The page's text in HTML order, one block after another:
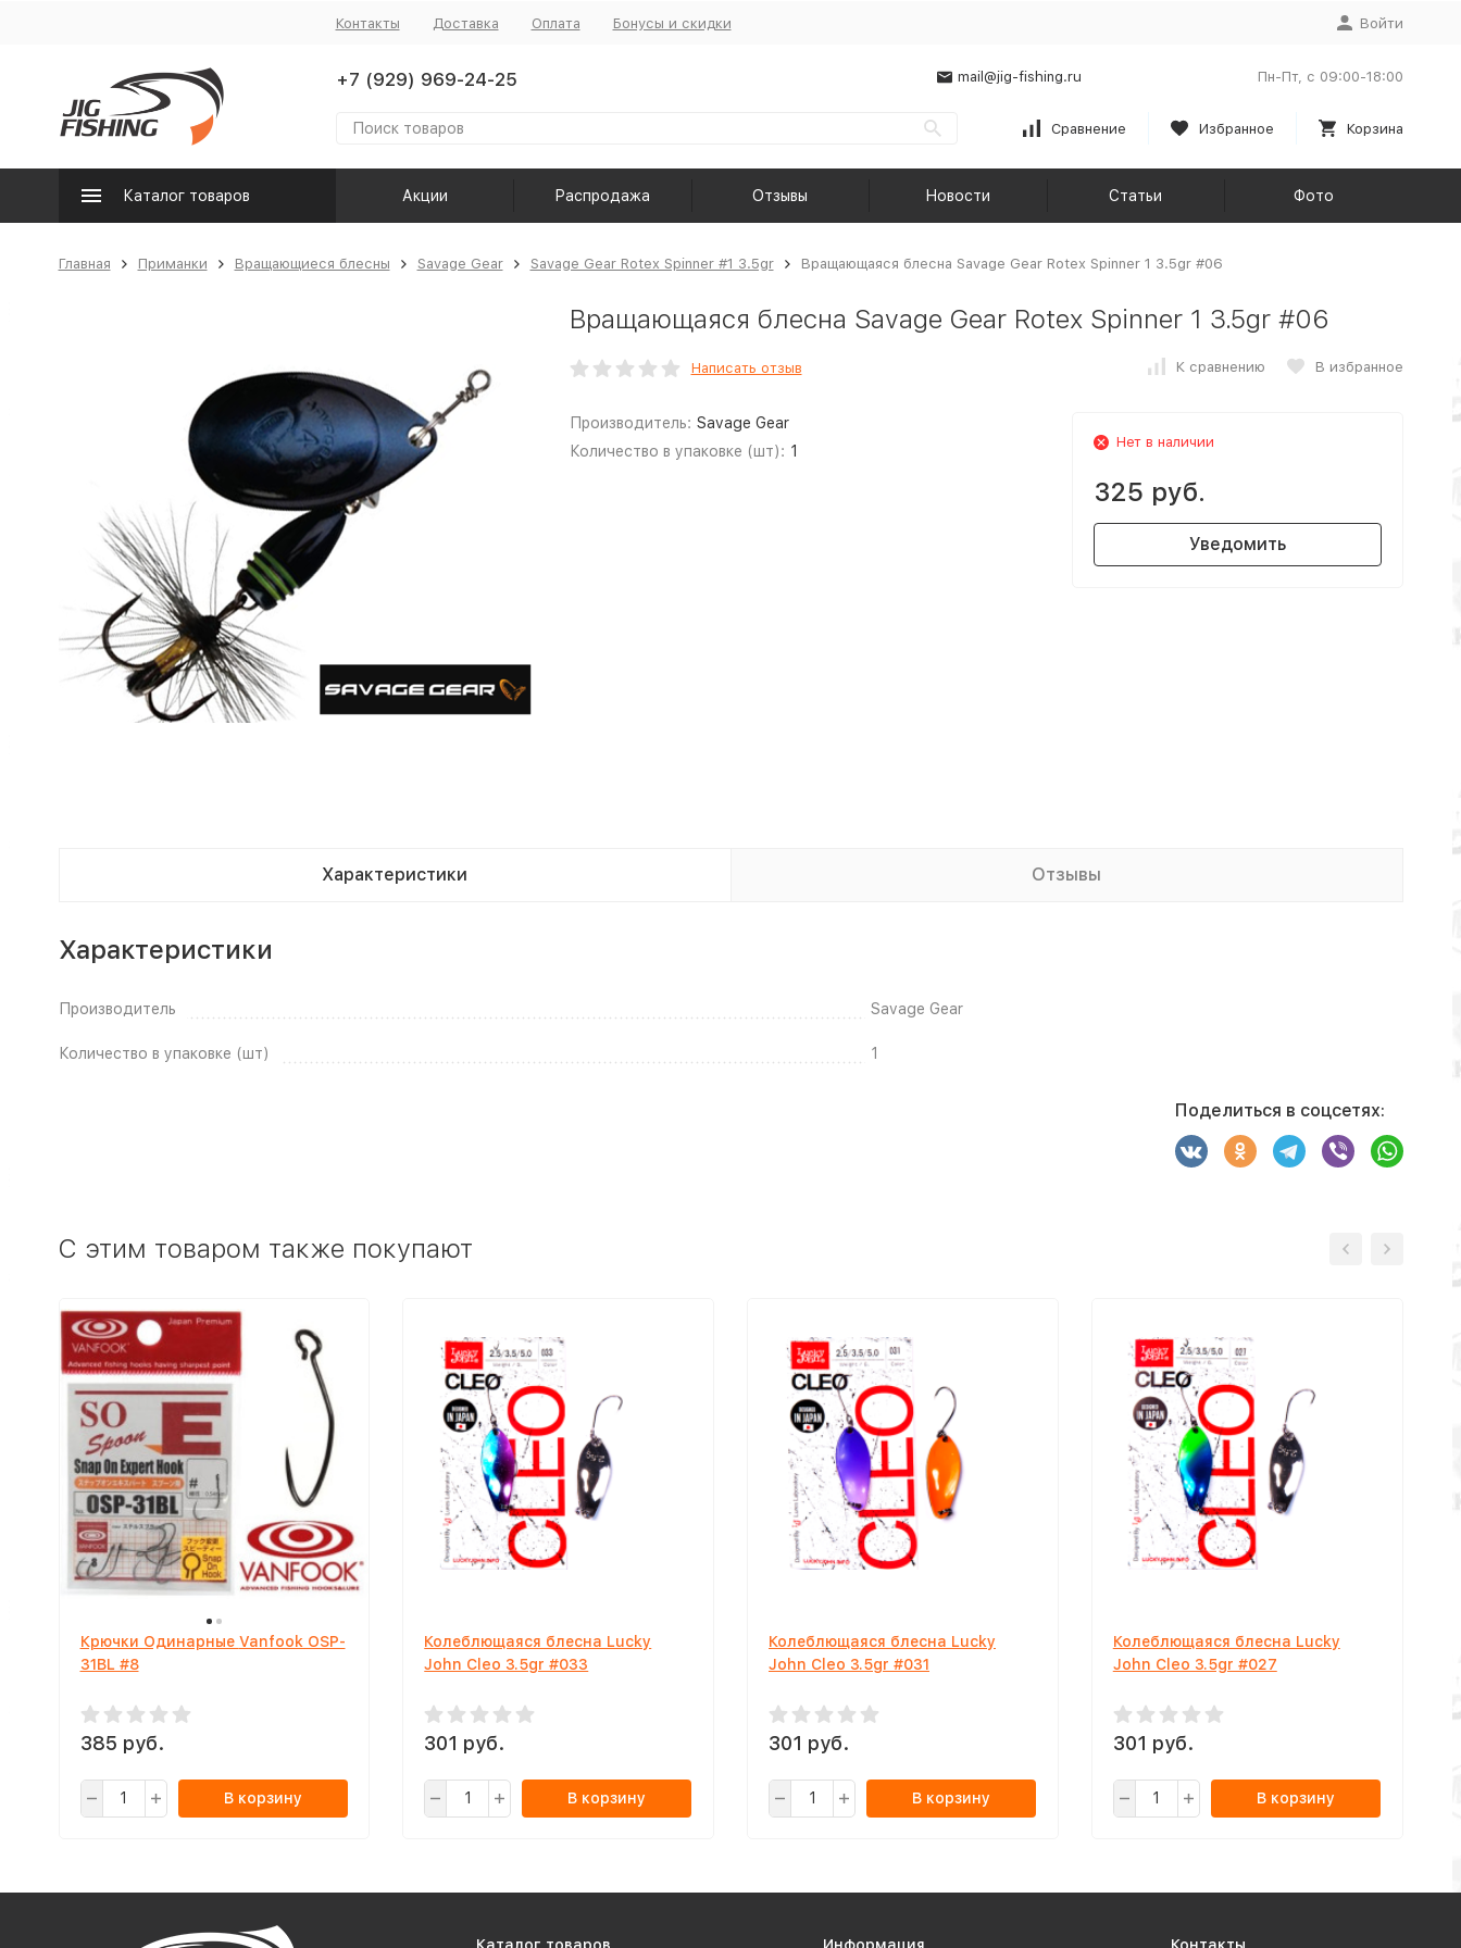
Контакты Доставка Оплата Бонусы и скидки Войти
+7 (929) 969-24-25 mail@jig-fishing.ru Пн-Пт, с 09:00-18:00
Сравнение Избранное Корзина
Каталог товаров Акции Распродажа Отзывы Новости Статьи Фото
Главная Приманки Вращающиеся блесны Savage Gear Savage Gear Rotex Spinner #1 3.5gr Вращающаяся блесна Savage Gear Rotex Spinner 1 3.5gr #06
Вращающаяся блесна Savage Gear Rotex Spinner 1 3.5gr #06
Написать отзыв К сравнению В избранное
Производитель: Savage Gear
Количество в упаковке (шт): 1
Нет в наличии
325 руб.
Уведомить
Характеристики Отзывы
Характеристики
Производитель Savage Gear
Количество в упаковке (шт) 1
Поделиться в соцсетях:
C этим товаром также покупают
Крючки Одинарные Vanfook OSP-
31BL #8
385 руб.
В корзину
Колеблющаяся блесна Lucky
John Cleo 3.5gr #033
301 руб.
В корзину
Колеблющаяся блесна Lucky
John Cleo 3.5gr #031
301 руб.
В корзину
Колеблющаяся блесна Lucky
John Cleo 3.5gr #027
301 руб.
В корзину